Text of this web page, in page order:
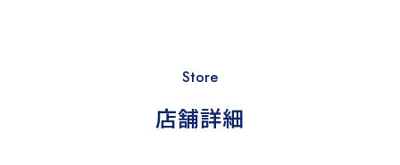
Store
店舗詳細